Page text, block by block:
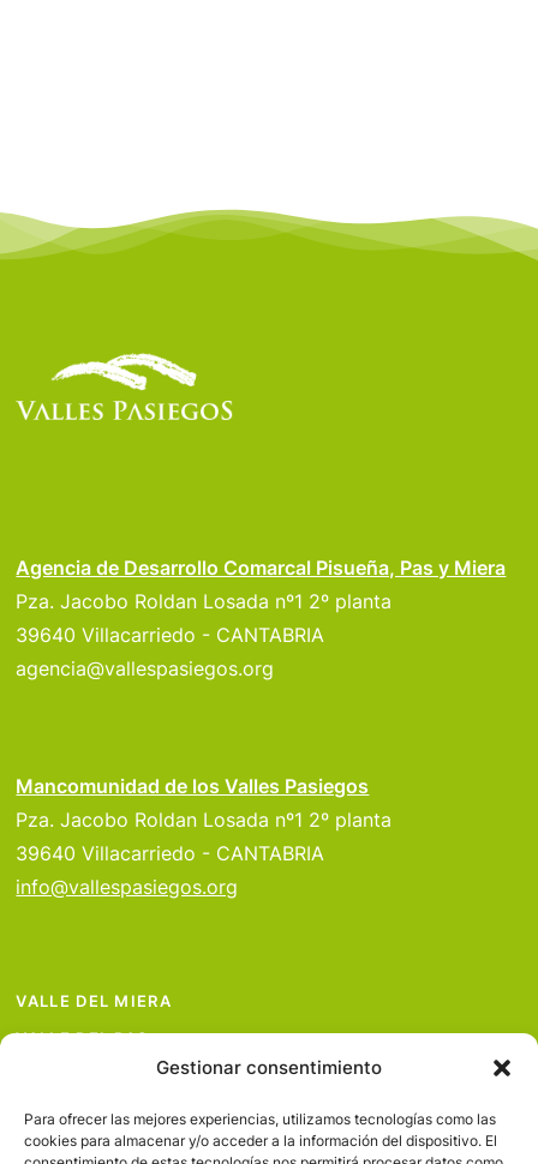
Gestionar consentimiento
Para ofrecer las mejores experiencias, utilizamos tecnologías como las
cookies para almacenar y/o acceder a la información del dispositivo. El
Agencia de Desarrollo Comarcal Pisueña, Pas y Miera
Pza. Jacobo Roldan Losada nº1 2º planta
39640 Villacarriedo - CANTABRIA
agencia@vallespasiegos.org
Mancomunidad de los Valles Pasiegos
Pza. Jacobo Roldan Losada nº1 2º planta
39640 Villacarriedo - CANTABRIA
info@vallespasiegos.org
VALLE DEL MIERA
VALLE DEL PAS
VALLE DEL PISUEÑA
PROYECTOS
SERVICIOS